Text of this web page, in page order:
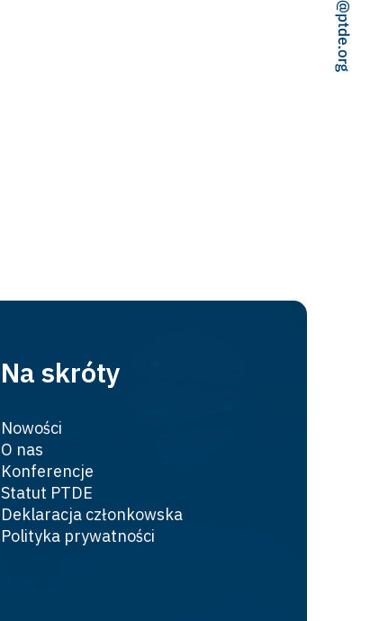
Na skróty
Nowości
O nas
Konferencje
Statut PTDE
Deklaracja członkowska
Polityka prywatności